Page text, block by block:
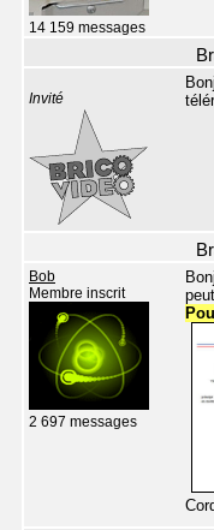
14 159 messages
Invité
Bob
Membre inscrit
2 697 messages